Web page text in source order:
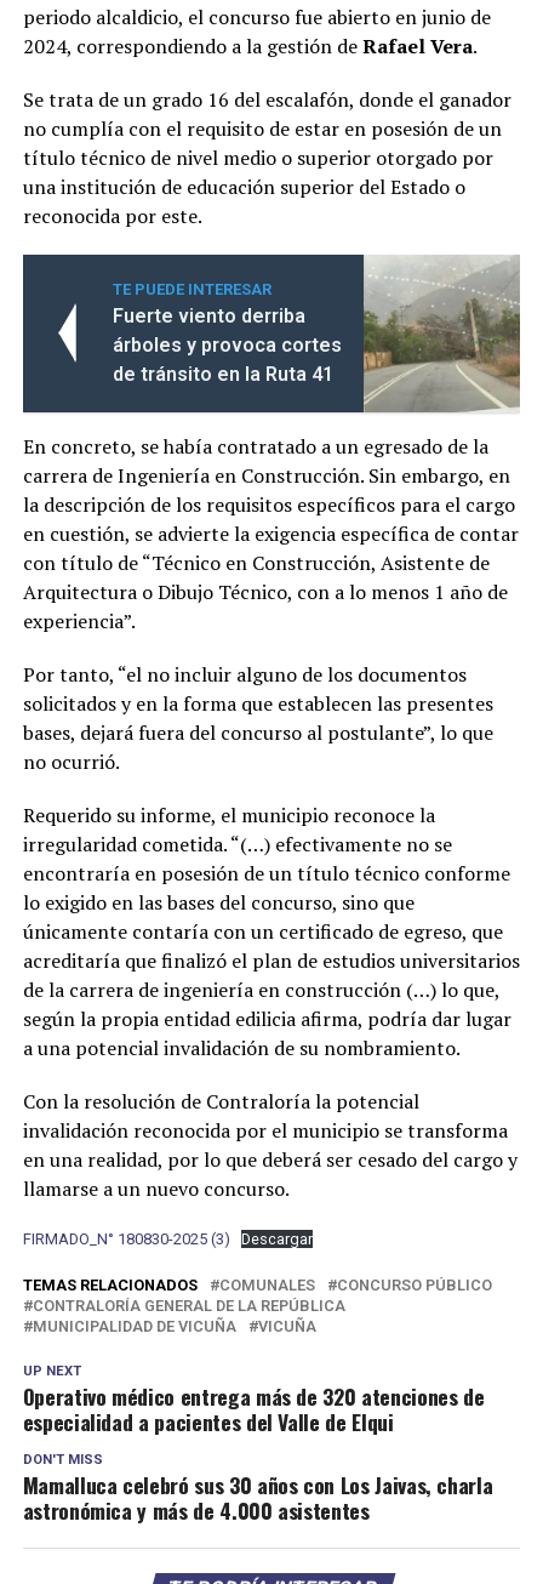
periodo alcaldicio, el concurso fue abierto en junio de
2024, correspondiendo a la gestión deRafael Vera.
Se trata de un grado 16 del escalafón, donde el ganador
no cumplía con el requisito de estar en posesión de un
título técnico de nivel medio o superior otorgado por
una institución de educación superior del Estado o
reconocida por este.
TE PUEDE INTERESAR
Fuerte viento derriba
árboles y provoca cortes
de tránsito en la Ruta 41
En concreto, se había contratado a un egresado de la
carrera de Ingeniería en Construcción. Sin embargo, en
la descripción de los requisitos específicos para el cargo
en cuestión, se advierte la exigencia específica de contar
con título de “Técnico en Construcción, Asistente de
Arquitectura o Dibujo Técnico, con a lo menos 1 año de
experiencia”.
Por tanto, “el no incluir alguno de los documentos
solicitados y en la forma que establecen las presentes
bases, dejará fuera del concurso al postulante”, lo que
no ocurrió.
Requerido su informe, el municipio reconoce la
irregularidad cometida. “(…) efectivamente no se
encontraría en posesión de un título técnico conforme
lo exigido en las bases del concurso, sino que
únicamente contaría con un certificado de egreso, que
acreditaría que finalizó el plan de estudios universitarios
de la carrera de ingeniería en construcción (…) lo que,
según la propia entidad edilicia afirma, podría dar lugar
a una potencial invalidación de su nombramiento.
Con la resolución de Contraloría la potencial
invalidación reconocida por el municipio se transforma
en una realidad, por lo que deberá ser cesado del cargo y
llamarse a un nuevo concurso.
FIRMADO_N° 180830-2025 (3) Descargar
TEMAS RELACIONADOS COMUNALES
CONCURSO PÚBLICO
CONTRALORÍA GENERAL DE LA REPÚBLICA
MUNICIPALIDAD DE VICUÑA
VICUÑA
UP NEXT
Operativo médico entrega más de 320 atenciones de
especialidad a pacientes del Valle de Elqui
DON'T MISS
Mamalluca celebró sus 30 años con Los Jaivas, charla
astronómica y más de 4.000 asistentes